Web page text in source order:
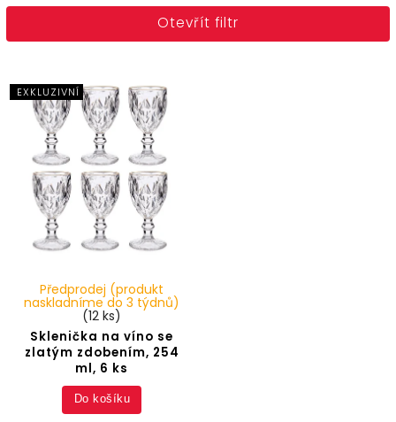
Nejlevnější
Abecedně
Otevřít filtr
EXKLUZIVNÍ
Sklenička na víno se
zlatým zdobením, 254
ml, 6 ks
Předprodej (produkt
naskladníme do 3 týdnů)
(12 ks)
Do košíku